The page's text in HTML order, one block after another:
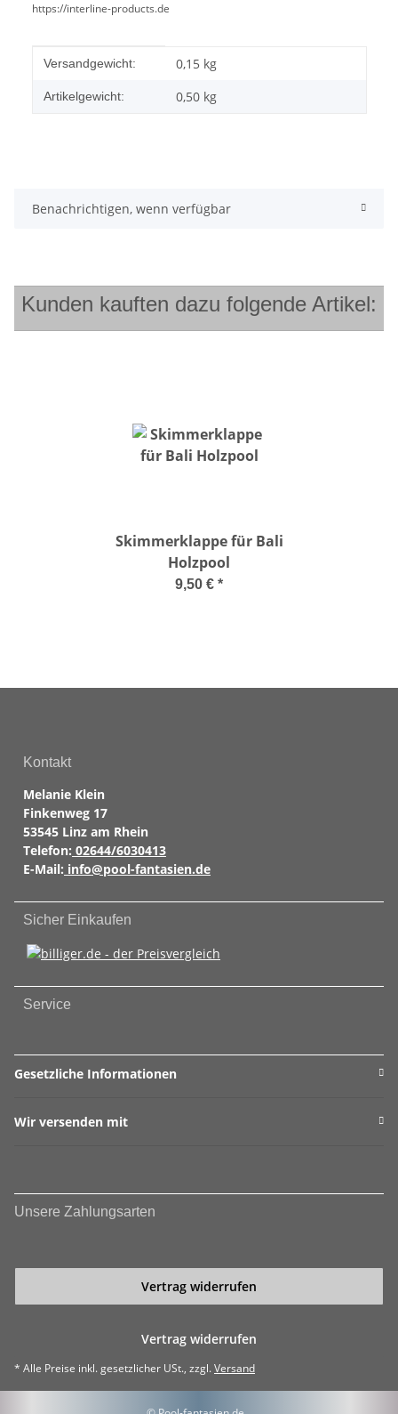
https://interline-products.de
Produkteigenschaft
Wert
Versandgewicht: 0,15 kg
Artikelgewicht: 0,50 kg
Benachrichtigen, wenn verfügbar
Kunden kauften dazu folgende Artikel:
Skimmerklappe für Bali
Holzpool
9,50 € *
Kontakt
Melanie Klein
Finkenweg 17
53545 Linz am Rhein
Telefon: 02644/6030413
E-Mail: info@pool-fantasien.de
Sicher Einkaufen
Service
Gesetzliche Informationen
Wir versenden mit
Unsere Zahlungsarten
Vertrag widerrufen
Vertrag widerrufen
* Alle Preise inkl. gesetzlicher USt., zzgl.Versand